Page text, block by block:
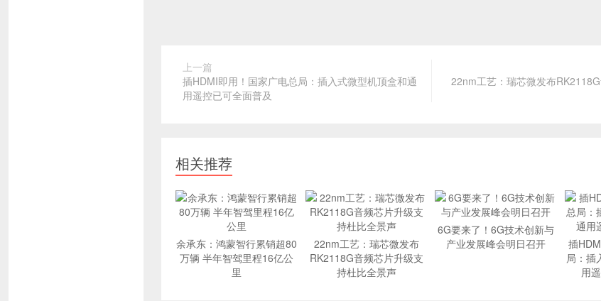
上一篇
插HDMI即用！国家广电总局：插入式微型机顶盒和通
用遥控已可全面普及
22nm工艺：瑞芯微发布
相关推荐
余承东：鸿蒙智行累销超80
万辆 半年智驾里程16亿公
里
22nm工艺：瑞芯微发布
RK2118G音频芯片升级支
持杜比全景声
6G要来了！6G技术创新与
产业发展峰会明日召开
插
局：插
用